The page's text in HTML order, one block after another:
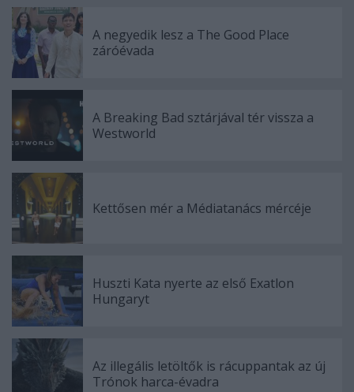
A negyedik lesz a The Good Place
záróévada
A Breaking Bad sztárjával tér vissza a
Westworld
Kettősen mér a Médiatanács mércéje
Huszti Kata nyerte az első Exatlon
Hungaryt
Az illegális letöltők is rácuppantak az új
Trónok harca-évadra